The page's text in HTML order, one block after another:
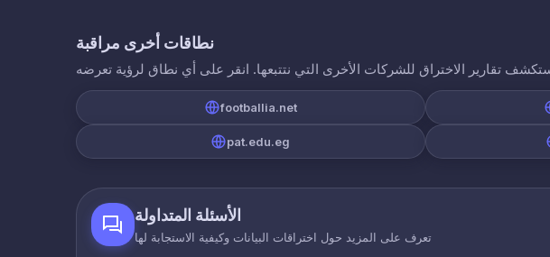
نطاقات أخرى مراقبة
footballia.net
pat.edu.eg
الأسئلة المتداولة
تعرف على المزيد حول اختراقات البيانات وكيفية الاستجابة لها